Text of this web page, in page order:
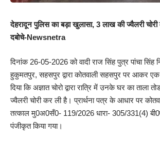
देहरादून पुलिस का बड़ा खुलासा, 3 लाख की ज्वैलरी
दबोचे-Newsnetra
दिनांक 26-05-2026 को वादी राज सिंह पुत्र पांचा सिंह
हुकुमतपुर, सहसपुर द्वारा कोतवाली सहसपुर पर आकर एक
दिया कि अज्ञात चोरो द्वारा रात्रि में उनके घर का
ज्वैलरी चोरी कर ली है। प्रार्थना पत्र के आधार पर
तत्काल मु0अ0सँ0- 119/2026 धारा- 305/331(4)
पंजीकृत किया गया।